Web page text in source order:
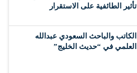
تأثير الطائفية على الاستقرار
الكاتب والباحث السعودي عبدالله
العلمي في “حديث الخليج”